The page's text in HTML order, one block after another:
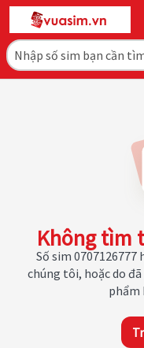
Không tìm
Số sim
chúng tôi, hoặc do
phẩm